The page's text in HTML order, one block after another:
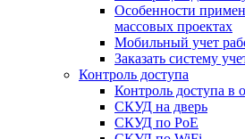
Особенности
массовых проектах
Мобильный учет
Заказать систему
Контроль доступа
Контроль доступа в
СКУД на дверь
СКУД по PoE